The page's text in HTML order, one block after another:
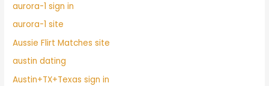
aurora-1 sign in
aurora-1 site
Aussie Flirt Matches site
austin dating
Austin+TX+Texas sign in